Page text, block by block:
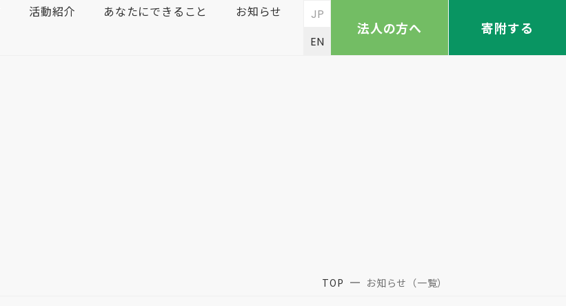
活動紹介 あなたにできること お知らせ
JP
EN
法人の方へ 寄附する
TOP お知らせ（一覧）